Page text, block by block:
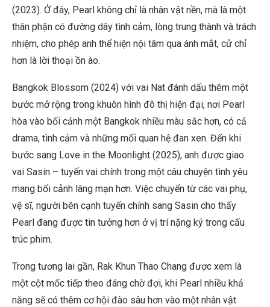
(2023). Ở đây, Pearl không chỉ là nhân vật nền, mà là một
thân phận có đường dây tình cảm, lòng trung thành và trách
nhiệm, cho phép anh thể hiện nội tâm qua ánh mắt, cử chỉ
hơn là lời thoại ồn ào.
Bangkok Blossom (2024) với vai Nat đánh dấu thêm một
bước mở rộng trong khuôn hình đô thị hiện đại, nơi Pearl
hòa vào bối cảnh một Bangkok nhiều màu sắc hơn, có cả
drama, tình cảm và những mối quan hệ đan xen. Đến khi
bước sang Love in the Moonlight (2025), anh được giao
vai Sasin – tuyến vai chính trong một câu chuyện tình yêu
mang bối cảnh lãng mạn hơn. Việc chuyển từ các vai phụ,
vệ sĩ, người bên cạnh tuyến chính sang Sasin cho thấy
Pearl đang được tin tưởng hơn ở vị trí nặng ký trong cấu
trúc phim.
Trong tương lai gần, Rak Khun Thao Chang được xem là
một cột mốc tiếp theo đáng chờ đợi, khi Pearl nhiều khả
năng sẽ có thêm cơ hội đào sâu hơn vào một nhân vật